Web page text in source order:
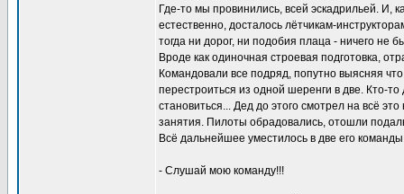
Где-то мы провинились, всей эскадрильей. И,
естественно, досталось лётчикам-
тогда ни дорог, ни подобия плаца - ничего не
Вроде как одиночная строевая подготовка,
Командовали все подряд, попутно выясняя
перестроиться из одной шеренги в две. Кто-
становиться... Дед до этого смотрел на всё
занятия. Пилоты обрадовались, отошли
Всё дальнейшее уместилось в две его
- Слушай мою команду!!!